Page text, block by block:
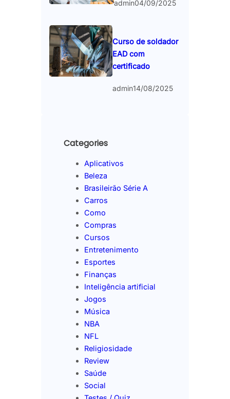
admin04/09/2025
Curso de soldador
EAD com
certificado
admin14/08/2025
Categories
Aplicativos
Beleza
Brasileirão Série A
Carros
Como
Compras
Cursos
Entretenimento
Esportes
Finanças
Inteligência artificial
Jogos
Música
NBA
NFL
Religiosidade
Review
Saúde
Social